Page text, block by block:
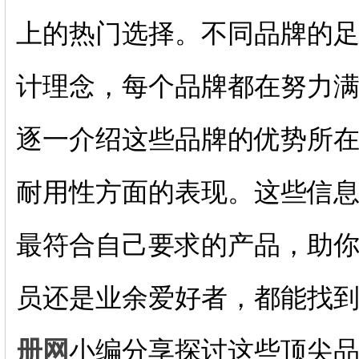
上的热门选择。不同品牌的
计理念，每个品牌都在努力
逐一介绍这些品牌的优势所
耐用性方面的表现。这些信
最符合自己要求的产品，助
员还是业余爱好者，都能找
册网小编分享探讨这些顶尖